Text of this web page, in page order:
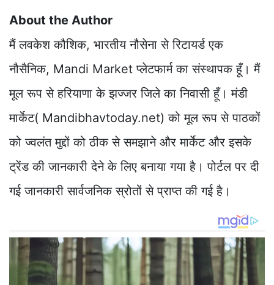
About the Author
मैं लवकेश कौशिक, भारतीय नौसेना से रिटायर्ड एक
नौसैनिक, Mandi Market प्लेटफार्म का संस्थापक हूँ। मैं
मूल रूप से हरियाणा के झज्जर जिले का निवासी हूँ। मंडी
मार्केट( Mandibhavtoday.net) को मूल रूप से पाठकों
को ज्वलंत मुद्दों को ठीक से समझाने और मार्केट और इसके
ट्रेंड की जानकारी देने के लिए बनाया गया है। पोर्टल पर दी
गई जानकारी सार्वजनिक स्रोतों से प्राप्त की गई है।